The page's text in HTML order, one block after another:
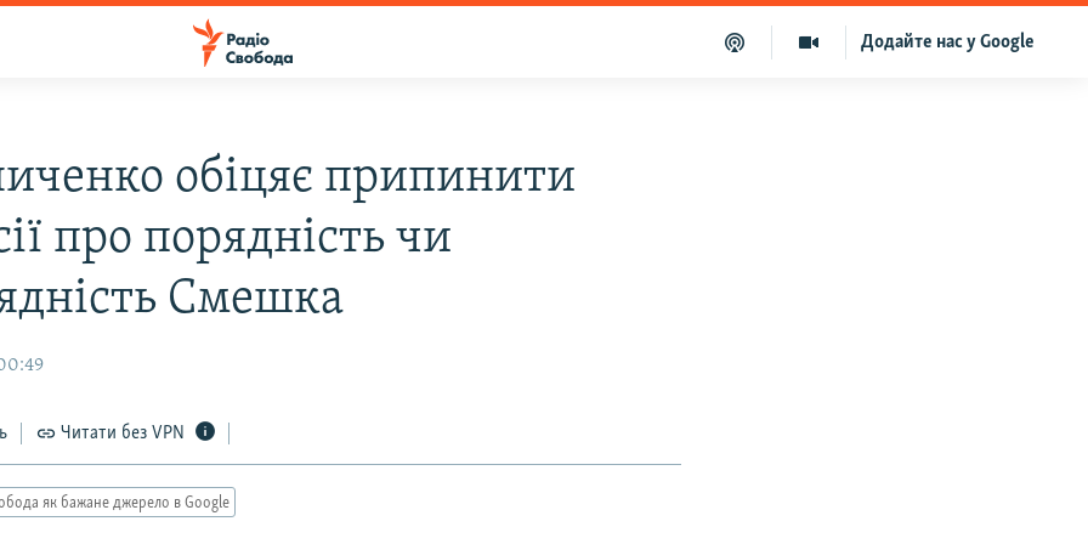
Додайте нас у Google
обіцяє припинити
про порядність чи
Смешка
Читати без VPN
як бажане джерело в Google